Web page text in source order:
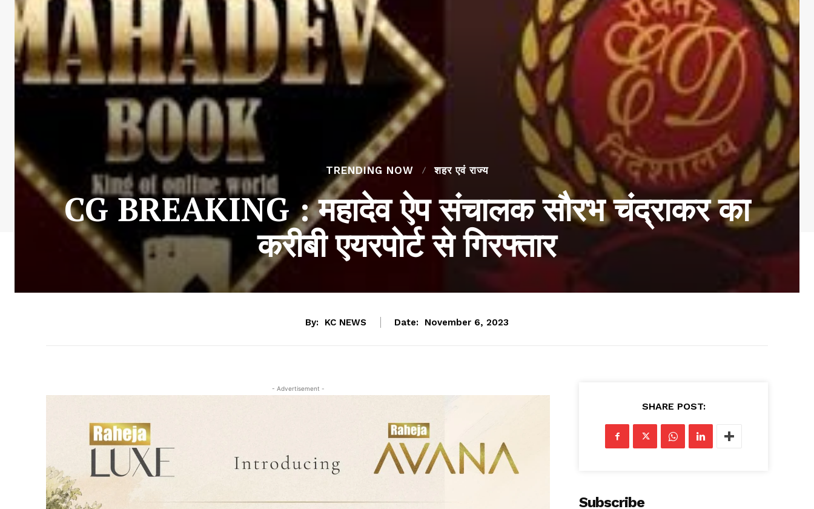
TRENDING NOW शहर एवं राज्य
CG BREAKING : महादेव ऐप संचालक सौरभ चंद्राकर का
करीबी एयरपोर्ट से गिरफ्तार
By: KC NEWS Date: November 6, 2023
- Advertisement -
SHARE POST:
Subscribe